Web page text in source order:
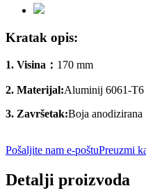
Kratak opis:
1. Visina： 170 mm
2. Materijal:Aluminij 6061‐T6
3. Završetak:Boja anodizirana
Pošaljite nam e-poštuPreuzmi
Detalji proizvoda